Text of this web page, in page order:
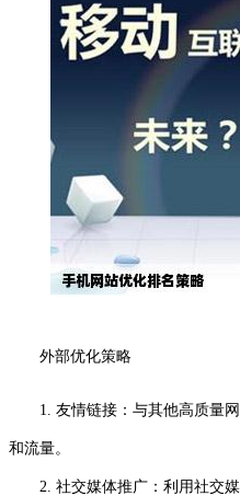
外部优化策略
1. 友情链接：与其他高质量
和流量。
2. 社交媒体推广：利用社交媒